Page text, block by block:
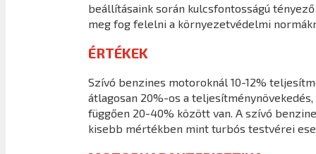
beállításaink során kulcsfontosságú
meg fog felelni a környezetvédelmi
ÉRTÉKEK
Szívó benzines motoroknál 10-12%
átlagosan 20%-os a
függően 20-40% között van. A szívó
kisebb mértékben mint turbós testvérei